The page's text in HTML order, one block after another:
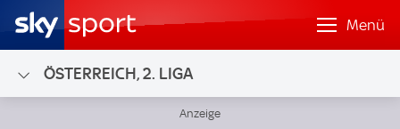
Menü
ÖSTERREICH, 2. LIGA